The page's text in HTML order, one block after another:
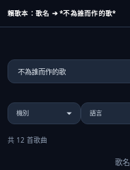
賴歌本：歌名 ➔ *不為誰而作的歌*
共 12 首歌曲
歌名